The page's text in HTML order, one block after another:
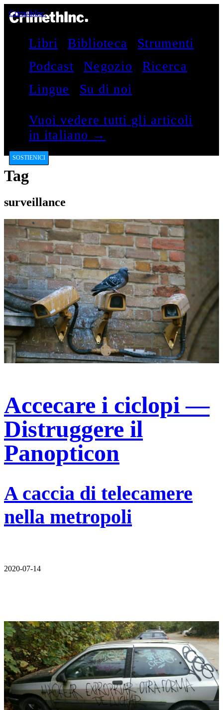
CrimethInc.
Libri Biblioteca
Strumenti
Podcast
Negozio
Ricerca
Lingue
Su di noi
Vuoi vedere tutti gli articoli
in italiano →
SOSTIENICI
Tag
surveillance
Accecare i ciclopi —
Distruggere il
Panopticon
A caccia di telecamere
nella metropoli
2020-07-14